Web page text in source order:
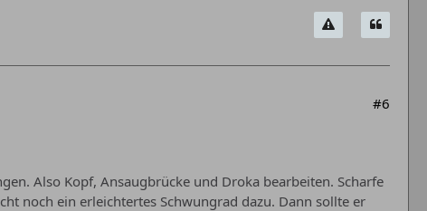
#6
Also Kopf, Ansaugbrücke und Droka bearbeiten. Scharfe
noch ein erleichtertes Schwungrad dazu. Dann sollte er